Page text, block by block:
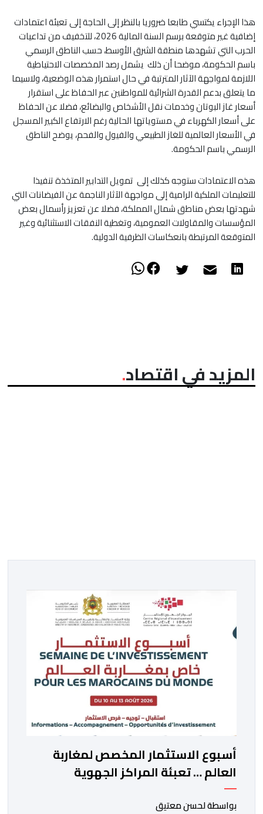
هذا الإجراء يكتسي طابعا ضروريا بالنظر إلى الحاجة إلى تعبئة اعتمادات
إضافية غير متوقعة برسم السنة المالية 2026، للتخفيف من تداعيات
الحرب التي تشهدها منطقة الشرق الأوسط، حسب الناطق الرسمي
باسم الحكومة، موضحا أن ذلك يشمل رصد المخصصات الاحتياطية
اللازمة لمواجهة الآثار المترتبة في حال استمرار هذه الوضعية، ولاسيما
ما يتعلق بدعم القدرة الشرائية للمواطنين عبر الحفاظ على استقرار
أسعار غاز البوتان وخدمات نقل الأشخاص والبضائع، فضلا عن الحفاظ
على أسعار الكهرباء في مستوياتها الحالية رغم الارتفاع الكبير المسجل
في الأسعار العالمية للغاز الطبيعي والفيول والفحم، يوضح الناطق
الرسمي باسم الحكومة.
هذه الاعتمادات ستوجه كذلك إلى تمويل التدابير المتخذة تنفيذا
للتعليمات الملكية الرامية إلى مواجهة الآثار الناجمة عن الفيضانات التي
شهدتها بعض مناطق شمال المملكة، فضلا عن تعزيز رأسمال بعض
المؤسسات والمقاولات العمومية، وتغطية النفقات الاستثنائية وغير
المتوقعة المرتبطة بانعكاسات الظرفية الدولية.
المزيد في اقتصاد
أسبوع الاستثمار المخصص لمغاربة
العالم … تعبئة المراكز الجهوية
للاستثمار لمواكبة مشاريع مغاربة
العالم
بواسطة لحسن معتيق